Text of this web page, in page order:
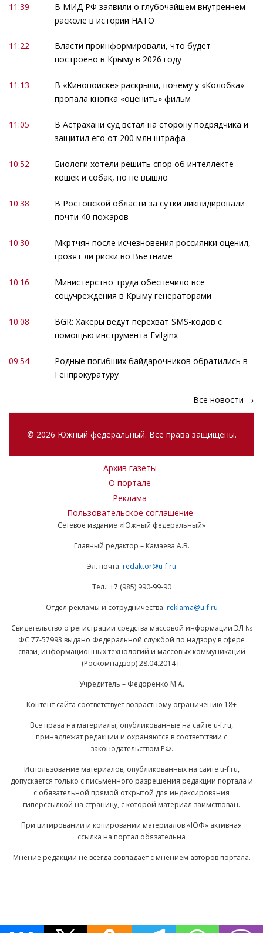
11:39
В МИД РФ заявили о глубочайшем внутреннем
расколе в истории НАТО
11:22
Власти проинформировали, что будет
построено в Крыму в 2026 году
11:13
В «Кинопоиске» раскрыли, почему у «Колобка»
пропала кнопка «оценить» фильм
11:05
В Астрахани суд встал на сторону подрядчика и
защитил его от 200 млн штрафа
10:52
Биологи хотели решить спор об интеллекте
кошек и собак, но не вышло
10:38
В Ростовской области за сутки ликвидировали
почти 40 пожаров
10:30
Мкртчян после исчезновения россиянки оценил,
грозят ли риски во Вьетнаме
10:16
Министерство труда обеспечило все
соцучреждения в Крыму генераторами
10:08
BGR: Хакеры ведут перехват SMS-кодов с
помощью инструмента Evilginx
09:54
Родные погибших байдарочников обратились в
Генпрокуратуру
Все новости →
© 2026 Южный федеральный. Все права защищены.
Архив газеты
О портале
Реклама
Пользовательское соглашение
Сетевое издание «Южный федеральный»
Главный редактор – Камаева А.В.
Эл. почта: redaktor@u-f.ru
Тел.: +7 (985) 990-99-90
Отдел рекламы и сотрудничества: reklama@u-f.ru
Свидетельство о регистрации средства массовой информации ЭЛ №
ФС 77-57993 выдано Федеральной службой по надзору в сфере
связи, информационных технологий и массовых коммуникаций
(Роскомнадзор) 28.04.2014 г.
Учредитель – Федоренко М.А.
Контент сайта соответствует возрастному ограничению 18+
Все права на материалы, опубликованные на сайте u-f.ru,
принадлежат редакции и охраняются в соответствии с
законодательством РФ.
Использование материалов, опубликованных на сайте u-f.ru,
допускается только с письменного разрешения редакции портала и
с обязательной прямой открытой для индексирования
гиперссылкой на страницу, с которой материал заимствован.
При цитировании и копировании материалов «ЮФ» активная
ссылка на портал обязательна
Мнение редакции не всегда совпадает с мнением авторов портала.